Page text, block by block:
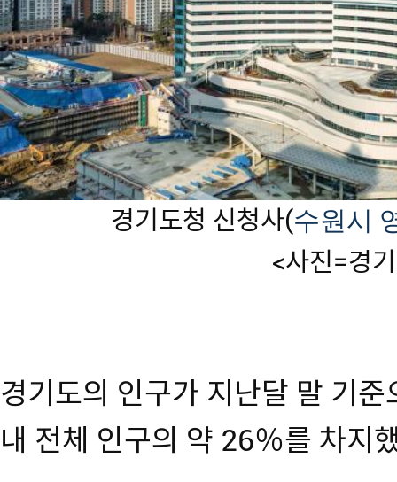
경기도청 신청사(수원시
<사진=경
경기도의 인구가 지난달 말 기
내 전체 인구의 약 26％를 차지